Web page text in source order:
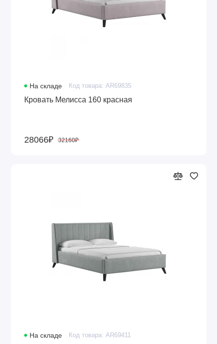
На складе Код товара: AR69835
Кровать Мелисса 160 красная
28066₽ 32160₽
На складе Код товара: AR69411